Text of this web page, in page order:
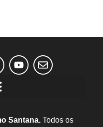
Santana. Todos os